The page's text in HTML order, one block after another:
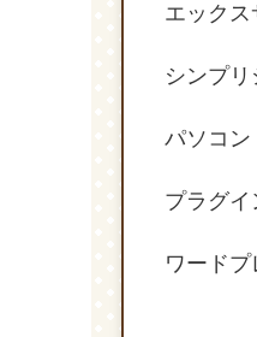
エックス
シンプリ
パソコン
プラグイ
ワードプ